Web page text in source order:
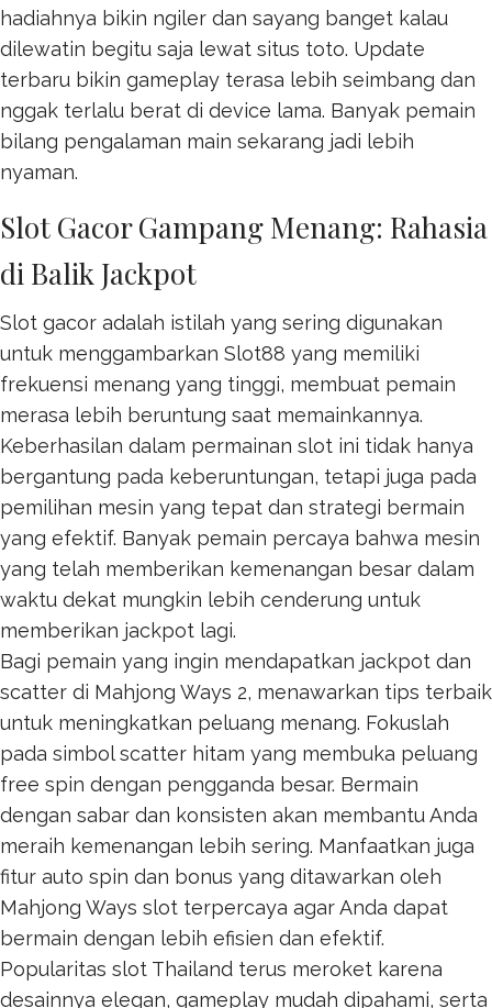
hadiahnya bikin ngiler dan sayang banget kalau
dilewatin begitu saja lewat situs toto. Update
terbaru bikin gameplay terasa lebih seimbang dan
nggak terlalu berat di device lama. Banyak pemain
bilang pengalaman main sekarang jadi lebih
nyaman.
Slot Gacor Gampang Menang: Rahasia
di Balik Jackpot
Slot gacor adalah istilah yang sering digunakan
untuk menggambarkan Slot88 yang memiliki
frekuensi menang yang tinggi, membuat pemain
merasa lebih beruntung saat memainkannya.
Keberhasilan dalam permainan slot ini tidak hanya
bergantung pada keberuntungan, tetapi juga pada
pemilihan mesin yang tepat dan strategi bermain
yang efektif. Banyak pemain percaya bahwa mesin
yang telah memberikan kemenangan besar dalam
waktu dekat mungkin lebih cenderung untuk
memberikan jackpot lagi.
Bagi pemain yang ingin mendapatkan jackpot dan
scatter di Mahjong Ways 2, menawarkan tips terbaik
untuk meningkatkan peluang menang. Fokuslah
pada simbol scatter hitam yang membuka peluang
free spin dengan pengganda besar. Bermain
dengan sabar dan konsisten akan membantu Anda
meraih kemenangan lebih sering. Manfaatkan juga
fitur auto spin dan bonus yang ditawarkan oleh
Mahjong Ways slot terpercaya agar Anda dapat
bermain dengan lebih efisien dan efektif.
Popularitas slot Thailand terus meroket karena
desainnya elegan, gameplay mudah dipahami, serta